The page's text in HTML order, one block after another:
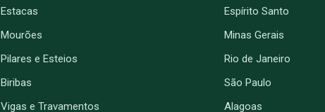
Estacas
Mourões
Pilares e Esteios
Biribas
Vigas e Travamentos
Espírito Santo
Minas Gerais
Rio de Janeiro
São Paulo
Alagoas